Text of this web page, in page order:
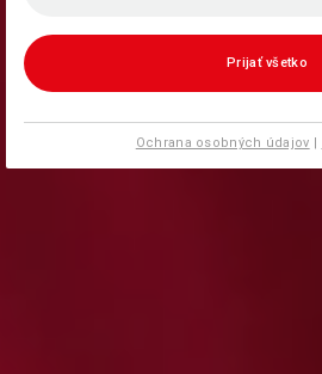
Prijať všetko
Ochrana osobných údajov |